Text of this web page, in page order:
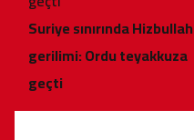
Suriye sınırında Hizbullah
gerilimi: Ordu teyakkuza
geçti